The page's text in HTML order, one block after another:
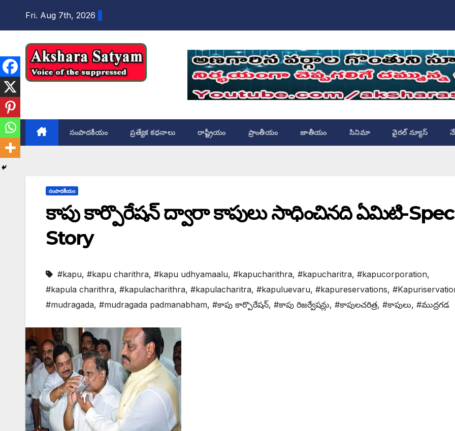
Fri. Aug 7th, 2026
సంపాదకీయం ప్రత్యేక కధనాలు రాష్ట్రీయం ప్రాంతీయం జాతీయం సినిమా వైరల్ న్యూస్
సంపాదకీయం
కాపు కార్పొరేషన్ ద్వారా కాపులు సాధించినది ఏమిటి-
Story
#kapu, #kapu charithra, #kapu udhyamaalu, #kapucharithra, #kapucharitra, #kapucorporation,
#kapula charithra, #kapulacharithra, #kapulacharitra, #kapuluevaru, #kapureservations,
#mudragada, #mudragada padmanabham, #కాపు కార్పొరేషన్, #కాపు రిజర్వేషన్లు, #కాపులచరిత్ర, #కాపులు, #ముద్రగడ